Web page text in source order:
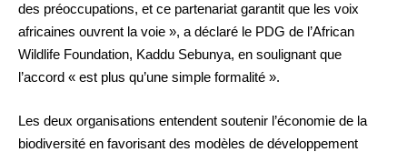
des préoccupations, et ce partenariat garantit que les voix
africaines ouvrent la voie », a déclaré le PDG de l’African
Wildlife Foundation, Kaddu Sebunya, en soulignant que
l’accord « est plus qu’une simple formalité ».
Les deux organisations entendent soutenir l’économie de la
biodiversité en favorisant des modèles de développement